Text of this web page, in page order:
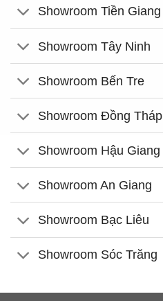
Showroom Tiền Giang
Showroom Tây Ninh
Showroom Bến Tre
Showroom Đồng Tháp
Showroom Hậu Giang
Showroom An Giang
Showroom Bạc Liêu
Showroom Sóc Trăng